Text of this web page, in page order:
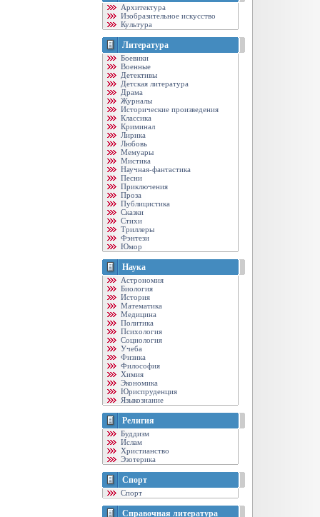
Архитектура
Изобразительное искусство
Культура
Литература
Боевики
Военные
Детективы
Детская литература
Драма
Журналы
Исторические произведения
Классика
Криминал
Лирика
Любовь
Мемуары
Мистика
Научная-фантастика
Песни
Приключения
Проза
Публицистика
Сказки
Стихи
Триллеры
Фэнтези
Юмор
Наука
Астрономия
Биология
История
Математика
Медицина
Политика
Психология
Социология
Учеба
Физика
Философия
Химия
Экономика
Юриспруденция
Языкознание
Религия
Буддизм
Ислам
Христианство
Эзотерика
Спорт
Спорт
Справочная литература